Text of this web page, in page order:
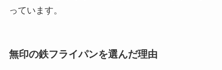
っています。
無印の鉄フライパンを選んだ理由